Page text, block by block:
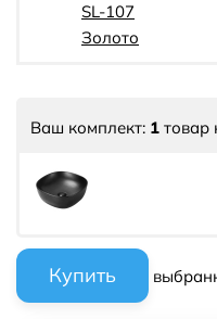
SL-107
Золото
Ваш комплект: 1 товар